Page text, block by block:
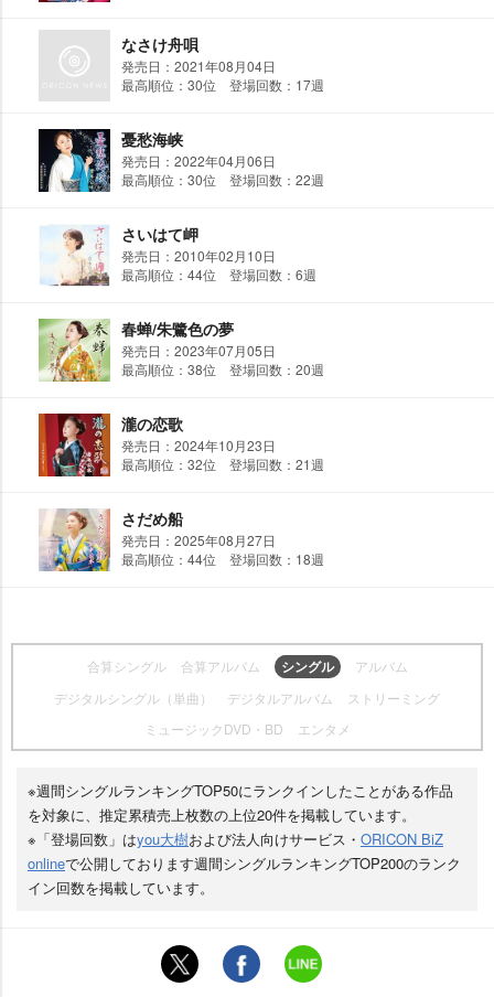
なさけ舟唄
発売日：2021年08月04日
最高順位：30位 登場回数：17週
憂愁海峡
発売日：2022年04月06日
最高順位：30位 登場回数：22週
さいはて岬
発売日：2010年02月10日
最高順位：44位 登場回数：6週
春蝉/朱鷺色の夢
発売日：2023年07月05日
最高順位：38位 登場回数：20週
瀧の恋歌
発売日：2024年10月23日
最高順位：32位 登場回数：21週
さだめ船
発売日：2025年08月27日
最高順位：44位 登場回数：18週
合算シングル 合算アルバム シングル
アルバム
デジタルシングル（単曲）
デジタルアルバム
ストリーミング
ミュージックDVD・BD
エンタメ
※週間シングルランキングTOP50にランクインしたことがある作品
を対象に、推定累積売上枚数の上位20件を掲載しています。
※「登場回数」はyou大樹および法人向けサービス・ ORICON BiZ
onlineで公開しております週間シングルランキングTOP200のランク
イン回数を掲載しています。